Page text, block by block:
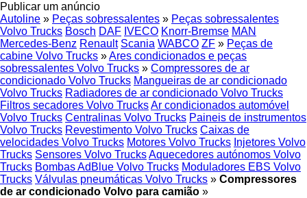
Publicar um anúncio
Autoline » Peças sobressalentes » Peças sobressalentes
Volvo Trucks Bosch DAF IVECO Knorr-Bremse MAN
Mercedes-Benz Renault Scania WABCO ZF » Peças de
cabine Volvo Trucks »Ares condicionados e peças
sobressalentes Volvo Trucks » Compressores de ar
condicionado Volvo Trucks Mangueiras de ar condicionado
Volvo Trucks Radiadores de ar condicionado Volvo Trucks
Filtros secadores Volvo TrucksAr condicionados automóvel
Volvo Trucks Centralinas Volvo Trucks Paineis de instrumentos
Volvo Trucks Revestimento Volvo Trucks Caixas de
velocidades Volvo Trucks Motores Volvo Trucks Injetores Volvo
Trucks Sensores Volvo TrucksAquecedores autónomos Volvo
Trucks Bombas AdBlue Volvo Trucks Moduladores EBS Volvo
Trucks Válvulas pneumáticas Volvo Trucks » Compressores
de ar condicionado Volvo para camião »